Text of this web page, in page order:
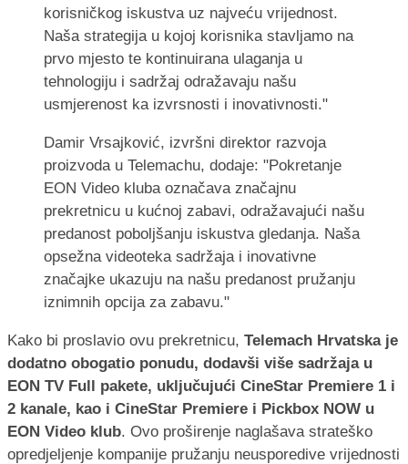
korisničkog iskustva uz najveću vrijednost.
Naša strategija u kojoj korisnika stavljamo na
prvo mjesto te kontinuirana ulaganja u
tehnologiju i sadržaj odražavaju našu
usmjerenost ka izvrsnosti i inovativnosti."
Damir Vrsajković, izvršni direktor razvoja
proizvoda u Telemachu, dodaje: "Pokretanje
EON Video kluba označava značajnu
prekretnicu u kućnoj zabavi, odražavajući našu
predanost poboljšanju iskustva gledanja. Naša
opsežna videoteka sadržaja i inovativne
značajke ukazuju na našu predanost pružanju
iznimnih opcija za zabavu."
Kako bi proslavio ovu prekretnicu, Telemach Hrvatska je
dodatno obogatio ponudu, dodavši više sadržaja u
EON TV Full pakete, uključujući CineStar Premiere 1 i
2 kanale, kao i CineStar Premiere i Pickbox NOW u
EON Video klub. Ovo proširenje naglašava strateško
opredjeljenje kompanije pružanju neusporedive vrijednosti